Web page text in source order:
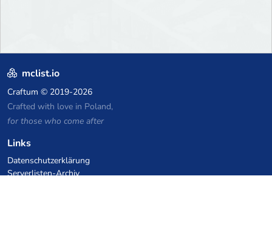
mclist.io
Craftum © 2019-2026
Crafted with love in Poland,
for those who come after
Links
Datenschutzerklärung
Serverlisten-Archiv